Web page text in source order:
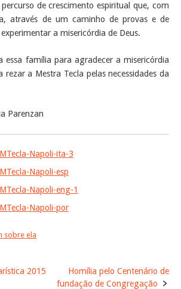
de crescimento espiritual que, com
através de um caminho de provas e de
a misericórdia de Deus.
essa família para agradecer a misericórdia
a Mestra Tecla pelas necessidades da
Parenzan
Napoli-ita-3
Napoli-esp
Napoli-eng-1
Napoli-por
sobre ela
2015
Homília pelo Centenário de
fundação de Congregação